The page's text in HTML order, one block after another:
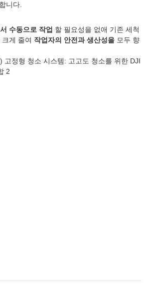
니다.
수동으로 작업 할 필요성을 없애 기존 세척
게 줄여 작업자의 안전과 생산성을 모두 향